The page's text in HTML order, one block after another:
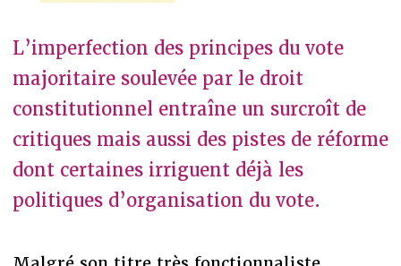
L’imperfection des principes du vote
majoritaire soulevée par le droit
constitutionnel entraîne un surcroît de
critiques mais aussi des pistes de réforme
dont certaines irriguent déjà les
politiques d’organisation du vote.